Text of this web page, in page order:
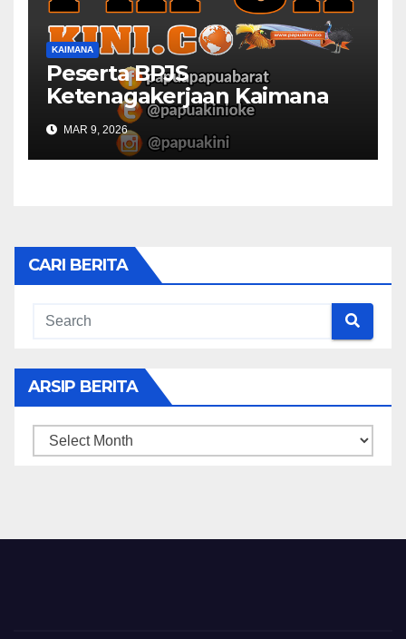
KAIMANA
Peserta BPJS
Ketenagakerjaan Kaimana
Berkurang 53 Persen di 2026
MAR 9, 2026
CARI BERITA
ARSIP BERITA
ARSIP